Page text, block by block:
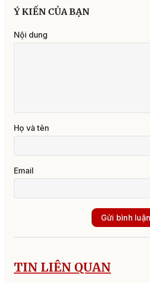
Ý KIẾN CỦA BẠN
Nội dung
Họ và tên
Email
Gửi bình luận
TIN LIÊN QUAN